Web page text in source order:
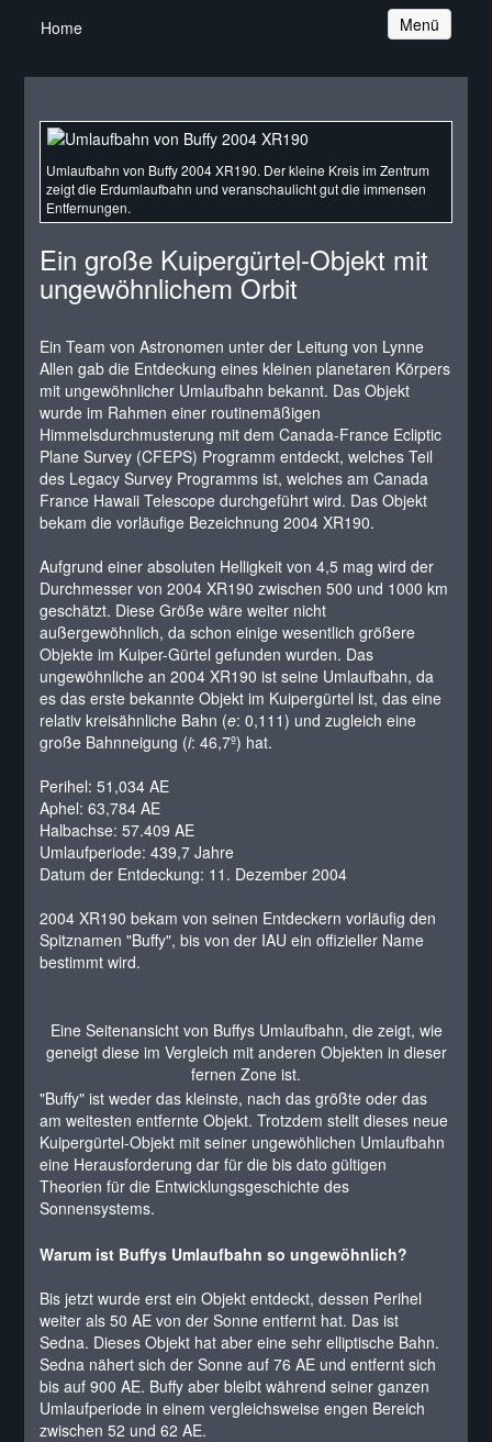
Navigation
Menü
Home
Umlaufbahn von Buffy 2004 XR190. Der kleine Kreis im Zentrum
zeigt die Erdumlaufbahn und veranschaulicht gut die immensen
Entfernungen.
Ein große Kuipergürtel-Objekt mit
ungewöhnlichem Orbit
Ein Team von Astronomen unter der Leitung von Lynne
Allen gab die Entdeckung eines kleinen planetaren Körpers
mit ungewöhnlicher Umlaufbahn bekannt. Das Objekt
wurde im Rahmen einer routinemäßigen
Himmelsdurchmusterung mit dem Canada-France Ecliptic
Plane Survey (CFEPS) Programm entdeckt, welches Teil
des Legacy Survey Programms ist, welches am Canada
France Hawaii Telescope durchgeführt wird. Das Objekt
bekam die vorläufige Bezeichnung 2004 XR190.
Aufgrund einer absoluten Helligkeit von 4,5 mag wird der
Durchmesser von 2004 XR190 zwischen 500 und 1000 km
geschätzt. Diese Größe wäre weiter nicht
außergewöhnlich, da schon einige wesentlich größere
Objekte im Kuiper-Gürtel gefunden wurden. Das
ungewöhnliche an 2004 XR190 ist seine Umlaufbahn, da
es das erste bekannte Objekt im Kuipergürtel ist, das eine
relativ kreisähnliche Bahn (e: 0,111) und zugleich eine
große Bahnneigung (i: 46,7º) hat.
Perihel: 51,034 AE
Aphel: 63,784 AE
Halbachse: 57.409 AE
Umlaufperiode: 439,7 Jahre
Datum der Entdeckung: 11. Dezember 2004
2004 XR190 bekam von seinen Entdeckern vorläufig den
Spitznamen "Buffy", bis von der IAU ein offizieller Name
bestimmt wird.
Eine Seitenansicht von Buffys Umlaufbahn, die zeigt, wie
geneigt diese im Vergleich mit anderen Objekten in dieser
fernen Zone ist.
"Buffy" ist weder das kleinste, nach das größte oder das
am weitesten entfernte Objekt. Trotzdem stellt dieses neue
Kuipergürtel-Objekt mit seiner ungewöhlichen Umlaufbahn
eine Herausforderung dar für die bis dato gültigen
Theorien für die Entwicklungsgeschichte des
Sonnensystems.
Warum ist Buffys Umlaufbahn so ungewöhnlich?
Bis jetzt wurde erst ein Objekt entdeckt, dessen Perihel
weiter als 50 AE von der Sonne entfernt hat. Das ist
Sedna. Dieses Objekt hat aber eine sehr elliptische Bahn.
Sedna nähert sich der Sonne auf 76 AE und entfernt sich
bis auf 900 AE. Buffy aber bleibt während seiner ganzen
Umlaufperiode in einem vergleichsweise engen Bereich
zwischen 52 und 62 AE.